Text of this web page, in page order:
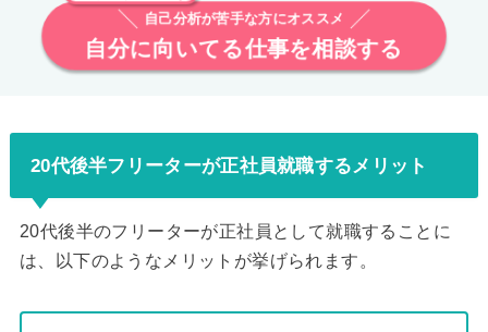
自己分析が苦手な方にオススメ
自分に向いてる仕事を相談する
20代後半フリーターが正社員就職するメリット
20代後半のフリーターが正社員として就職することに
は、以下のようなメリットが挙げられます。